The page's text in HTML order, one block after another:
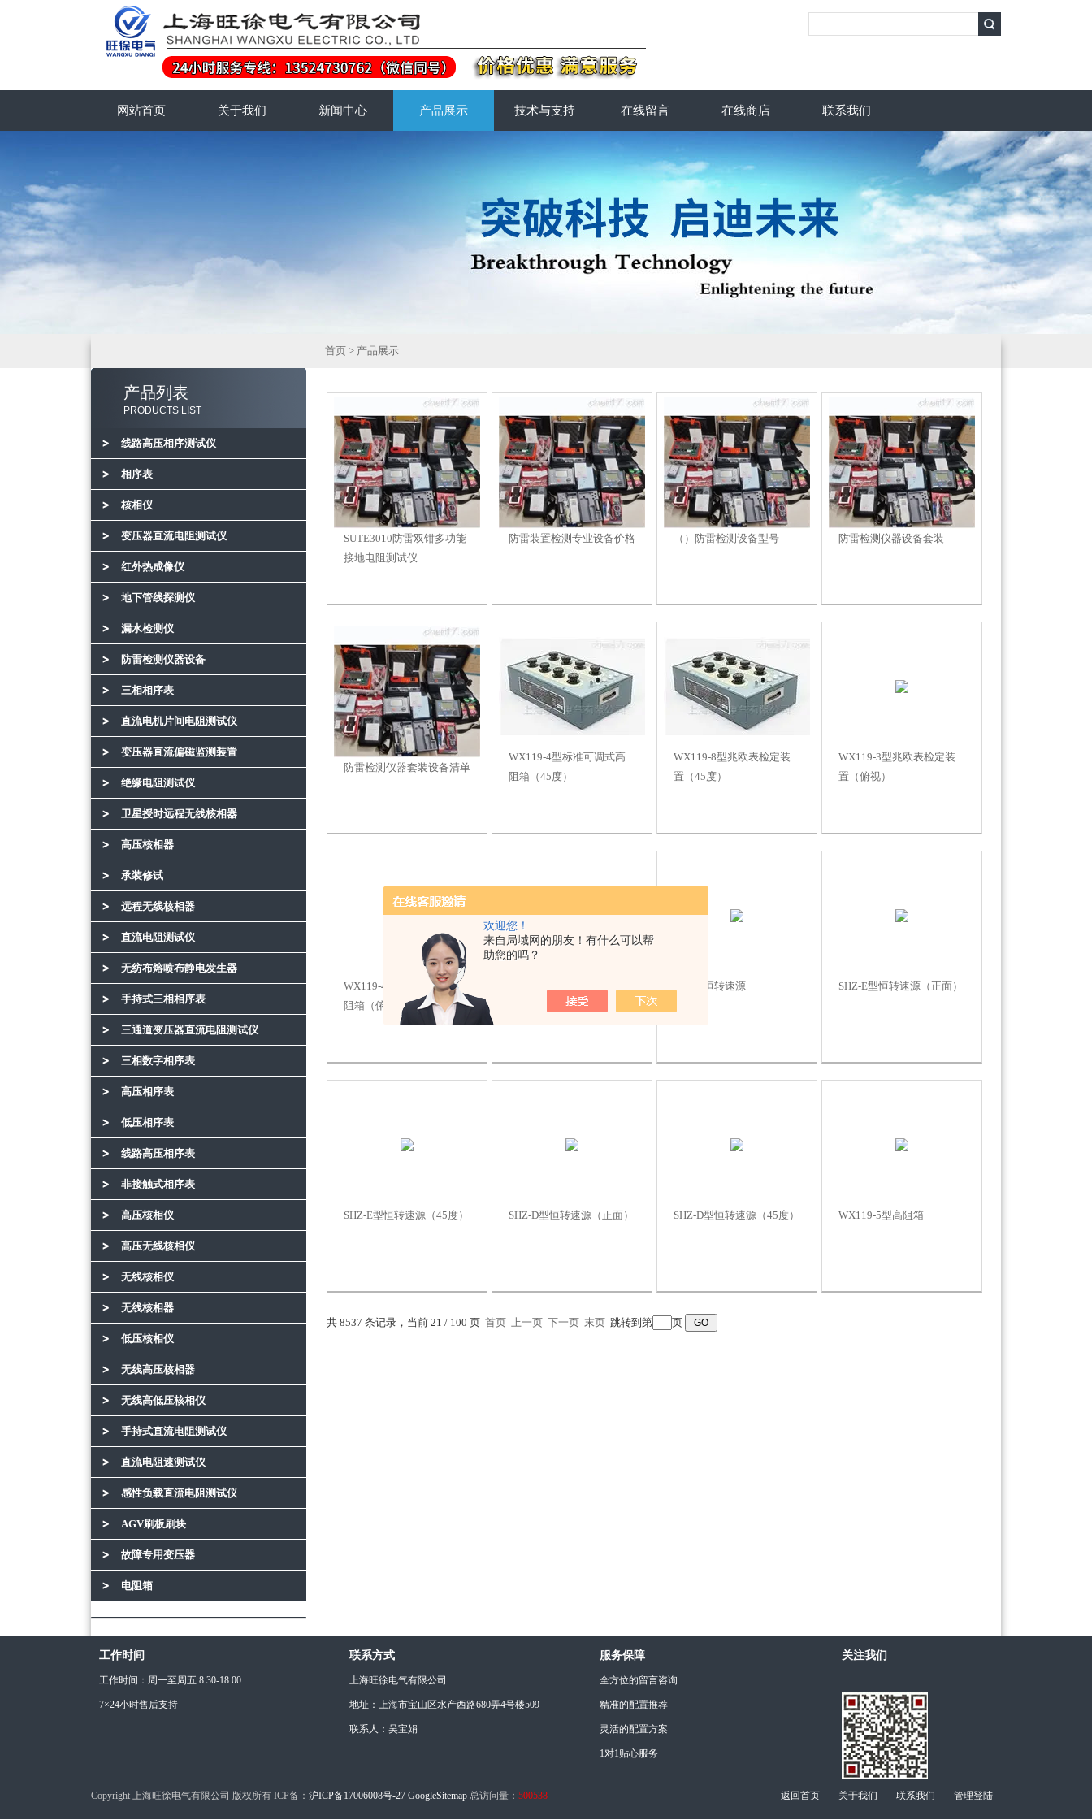
欢迎您！
来自局域网的朋友！有什么可以帮
助您的吗？
网站首页 关于我们 新闻中心 产品展示 技术与支持 在线留言 在线商店 联系我们
产品列表
PRODUCTS LIST
线路高压相序测试仪
相序表
核相仪
变压器直流电阻测试仪
红外热成像仪
地下管线探测仪
漏水检测仪
防雷检测仪器设备
三相相序表
直流电机片间电阻测试仪
变压器直流偏磁监测装置
绝缘电阻测试仪
卫星授时远程无线核相器
高压核相器
承装修试
远程无线核相器
直流电阻测试仪
无纺布熔喷布静电发生器
手持式三相相序表
三通道变压器直流电阻测试仪
三相数字相序表
高压相序表
低压相序表
线路高压相序表
非接触式相序表
高压核相仪
高压无线核相仪
无线核相仪
无线核相器
低压核相仪
无线高压核相器
无线高低压核相仪
手持式直流电阻测试仪
直流电阻速测试仪
感性负载直流电阻测试仪
AGV刷板刷块
故障专用变压器
电阻箱
首页 > 产品展示
SUTE3010防雷双钳多功能
接地电阻测试仪
防雷装置检测专业设备价格 （）防雷检测设备型号 防雷检测仪器设备套装
防雷检测仪器套装设备清单
WX119-4型标准可调式高
阻箱（45度）
WX119-8型兆欧表检定装
置（45度）
WX119-3型兆欧表检定装
置（俯视）
WX119-4型标准可调式高
阻箱（俯视）
SHZ型恒转速源 SHZ-E型恒转速源（正面）
SHZ-E型恒转速源（45度） SHZ-D型恒转速源（正面） SHZ-D型恒转速源（45度） WX119-5型高阻箱
共 8537 条记录，当前 21 / 100 页 首页 上一页 下一页 末页 跳转到第 页
工作时间
工作时间：周一至周五 8:30-18:00
7×24小时售后支持
联系方式
上海旺徐电气有限公司
地址：上海市宝山区水产西路680弄4号楼509
联系人：吴宝娟
服务保障
全方位的留言咨询
精准的配置推荐
灵活的配置方案
1对1贴心服务
关注我们
Copyright 上海旺徐电气有限公司 版权所有 ICP备： 沪ICP备17006008号-27 GoogleSitemap 总访问量： 500538 返回首页 关于我们 联系我们 管理登陆